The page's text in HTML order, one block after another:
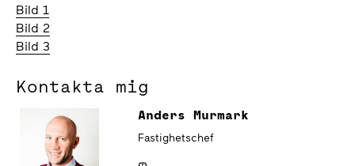
Bild 1
Bild 2
Bild 3
Kontakta mig
Anders Murmark
Fastighetschef